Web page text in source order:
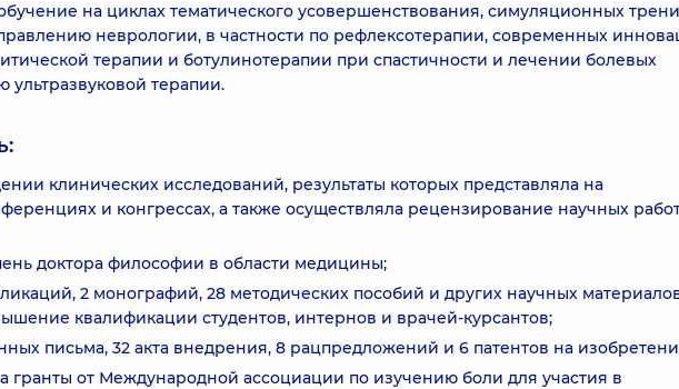
на циклах тематического усовершенствования, симуляционных
неврологии, в частности по рефлексотерапии, современных
терапии и ботулинотерапии при спастичности и лечении болевых
терапии.
клинических исследований, результаты которых представляла на
и конгрессах, а также осуществляла рецензирование научных
доктора философии в области медицины;
2 монографий, 28 методических пособий и других научных
квалификации студентов, интернов и врачей-курсантов;
письма, 32 акта внедрения, 8 рацпредложений и 6 патентов на
гранты от Международной ассоциации по изучению боли для участия в